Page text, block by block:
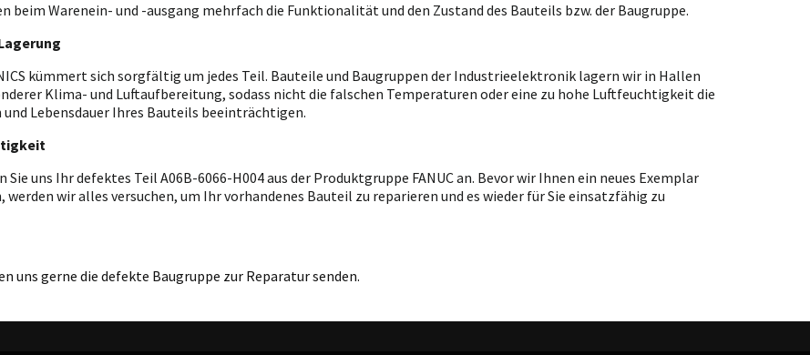
beim Warenein- und -ausgang mehrfach die Funktionalität und den Zustand des Bauteils bzw. der Baugruppe.
kümmert sich sorgfältig um jedes Teil. Bauteile und Baugruppen der Industrieelektronik lagern wir in Hallen
Klima- und Luftaufbereitung, sodass nicht die falschen Temperaturen oder eine zu hohe Luftfeuchtigkeit die
Lebensdauer Ihres Bauteils beeinträchtigen.
Sie uns Ihr defektes Teil A06B-6066-H004 aus der Produktgruppe FANUC an. Bevor wir Ihnen ein neues Exemplar
werden wir alles versuchen, um Ihr vorhandenes Bauteil zu reparieren und es wieder für Sie einsatzfähig zu
uns gerne die defekte Baugruppe zur Reparatur senden.